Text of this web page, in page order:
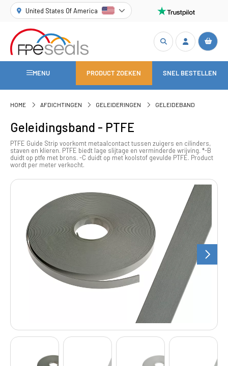
United States Of America
MENU PRODUCT ZOEKEN SNEL BESTELLEN
HOME AFDICHTINGEN GELEIDERINGEN GELEIDEBAND
Geleidingsband - PTFE
PTFE Guide Strip voorkomt metaalcontact tussen zuigers en cilinders,
staven en klieren. PTFE biedt lage slijtage en verminderde wrijving. *-B
duidt op ptfe met brons. -C duidt op met koolstof gevulde PTFE. Product
wordt per meter verkocht.